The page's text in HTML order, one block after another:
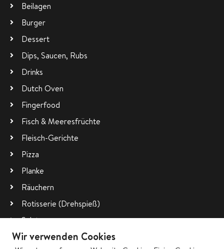
Beilagen
Burger
Dessert
Dips, Saucen, Rubs
Drinks
Dutch Oven
Fingerfood
Fisch & Meeresfrüchte
Fleisch-Gerichte
Pizza
Planke
Räuchern
Rotisserie (Drehspieß)
Salate
Vegetarisch
Wir verwenden Cookies